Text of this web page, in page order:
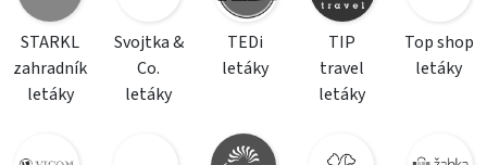
STARKL
zahradník
letáky
Svojtka &
Co.
letáky
TEDi
letáky
TIP
travel
letáky
Top shop
letáky